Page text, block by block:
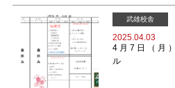
武雄校舎
2025.04.03
4月7日（月
ル